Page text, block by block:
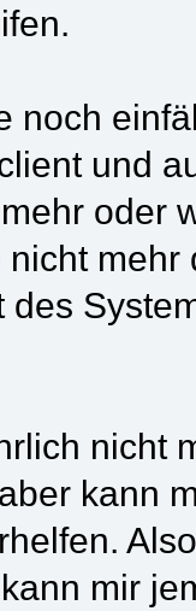
noch
und
oder
nicht
des
nicht
kann
mir